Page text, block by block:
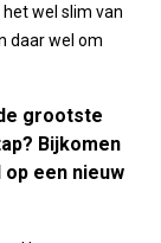
wel slim van
daar wel om
grootste
Bijkomen
een nieuw